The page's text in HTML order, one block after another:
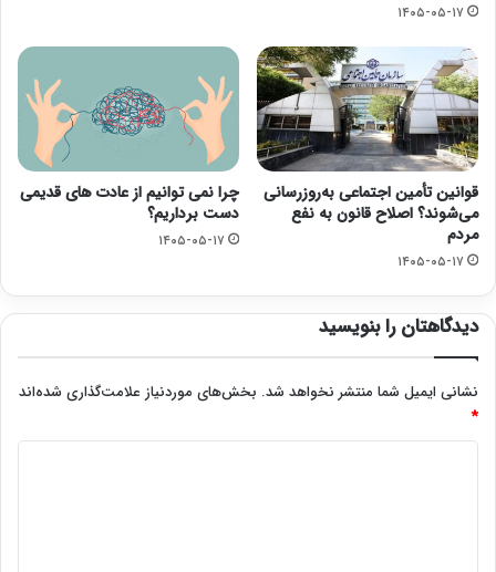
۱۴۰۵-۰۵-۱۷
قوانین تأمین اجتماعی به‌روزرسانی
می‌شوند؟ اصلاح قانون به نفع
مردم
۱۴۰۵-۰۵-۱۷
چرا نمی توانیم از عادت های قدیمی
دست برداریم؟
۱۴۰۵-۰۵-۱۷
دیدگاهتان را بنویسید
نشانی ایمیل شما منتشر نخواهد شد. بخش‌های موردنیاز علامت‌گذاری شده‌اند
*